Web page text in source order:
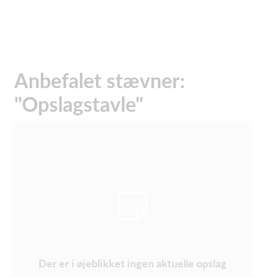
Anbefalet stævner:
"Opslagstavle"
Der er i øjeblikket ingen aktuelle opslag